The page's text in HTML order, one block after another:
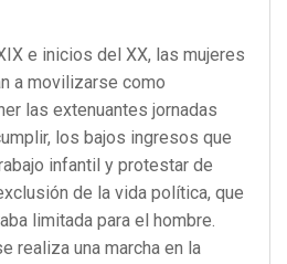
e inicios del XX, las mujeres
a movilizarse como
las extenuantes jornadas
los bajos ingresos que
infantil y protestar de
de la vida política, que
limitada para el hombre.
realiza una marcha en la